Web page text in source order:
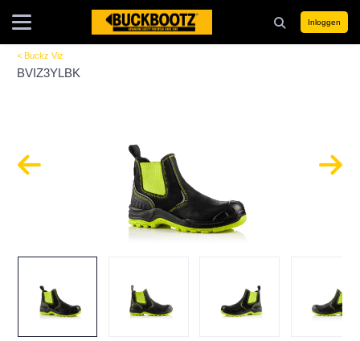
Inloggen
< Buckz Viz
BVIZ3YLBK